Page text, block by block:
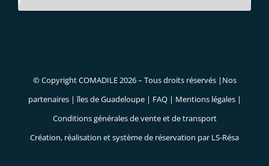
© Copyright COMADILE2026 – Tous droits réservés | Nos
partenaires|îles de Guadeloupe| FAQ| Mentions légales|
Conditions générales de vente et de transport
Création, réalisation et système de réservation par LS-Résa